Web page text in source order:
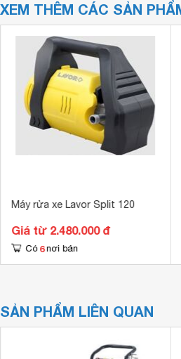
XEM THÊM CÁC SẢN
Máy rửa xe Lavor Split 120
Giá từ 2.480.000 đ
Có 6 nơi bán
SẢN PHẨM LIÊN QUAN